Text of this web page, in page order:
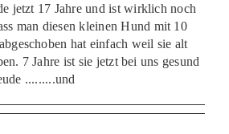
jetzt 17 Jahre und ist wirklich noch
man diesen kleinen Hund mit 10
hat einfach weil sie alt
7 Jahre ist sie jetzt bei uns gesund
.........und